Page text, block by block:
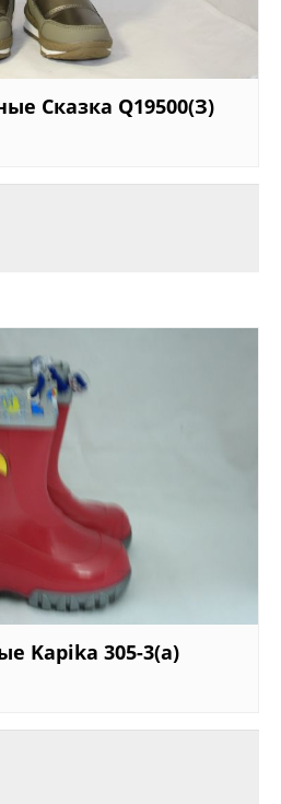
Сказка Q19500(З)
Kapika 305-3(a)